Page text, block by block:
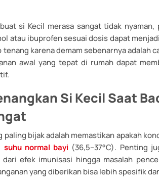
si Kecil merasa sangat tidak nyaman,
atau ibuprofen sesuai dosis dapat
karena demam sebenarnya adalah
awal yang tepat di rumah dapat
Si Kecil Saat
paling bijak adalah memastikan apakah
suhu normal bayi (36,5–37°C). Penting
dari efek imunisasi hingga masalah
yang diberikan bisa lebih spesifik